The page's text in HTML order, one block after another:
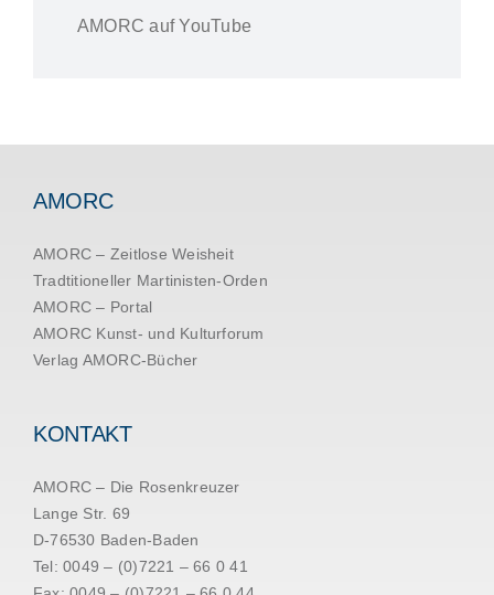
AMORC auf YouTube
AMORC
AMORC – Zeitlose Weisheit
Tradtitioneller Martinisten-Orden
AMORC – Portal
AMORC Kunst- und Kulturforum
Verlag AMORC-Bücher
KONTAKT
AMORC – Die Rosenkreuzer
Lange Str. 69
D-76530 Baden-Baden
Tel: 0049 – (0)7221 – 66 0 41